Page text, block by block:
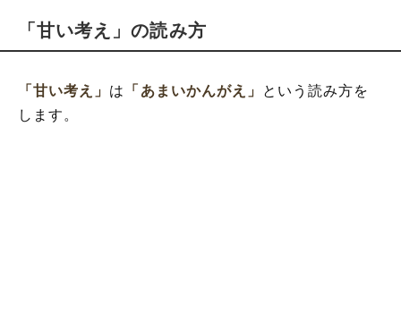
「甘い考え」の読み方
「甘い考え」 は 「あまいかんがえ」
という読み方を
します。